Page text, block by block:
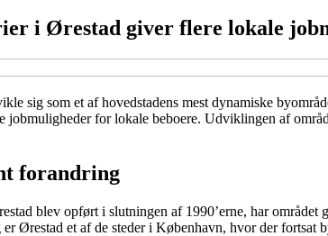
i Ørestad giver flere lokale
sig som et af hovedstadens mest dynamiske
jobmuligheder for lokale beboere. Udviklingen af
forandring
blev opført i slutningen af 1990’erne, har
Ørestad et af de steder i København, hvor der